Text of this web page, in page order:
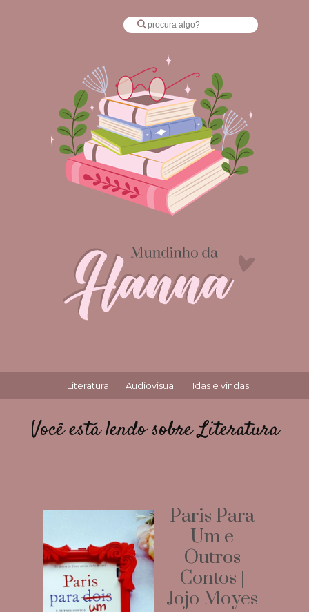
Literatura Audiovisual Idas e vindas
Você está lendo sobre Literatura
Paris Para
Um e
Outros
Contos |
Jojo Moyes